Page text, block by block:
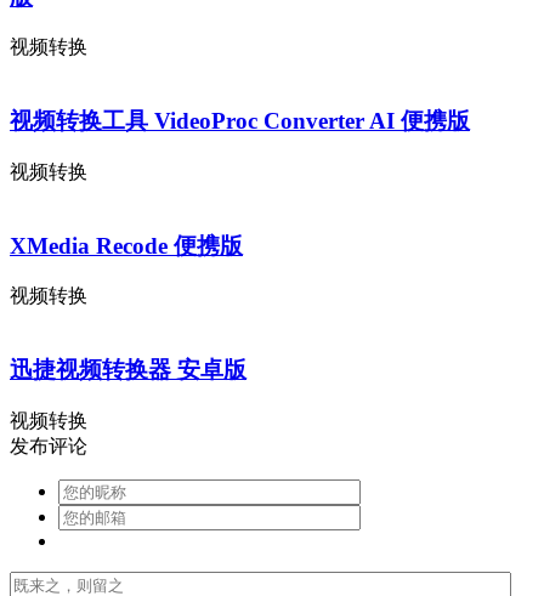
视频转换
视频转换工具 VideoProc Converter AI 便携版
视频转换
XMedia Recode 便携版
视频转换
迅捷视频转换器 安卓版
视频转换
发布评论